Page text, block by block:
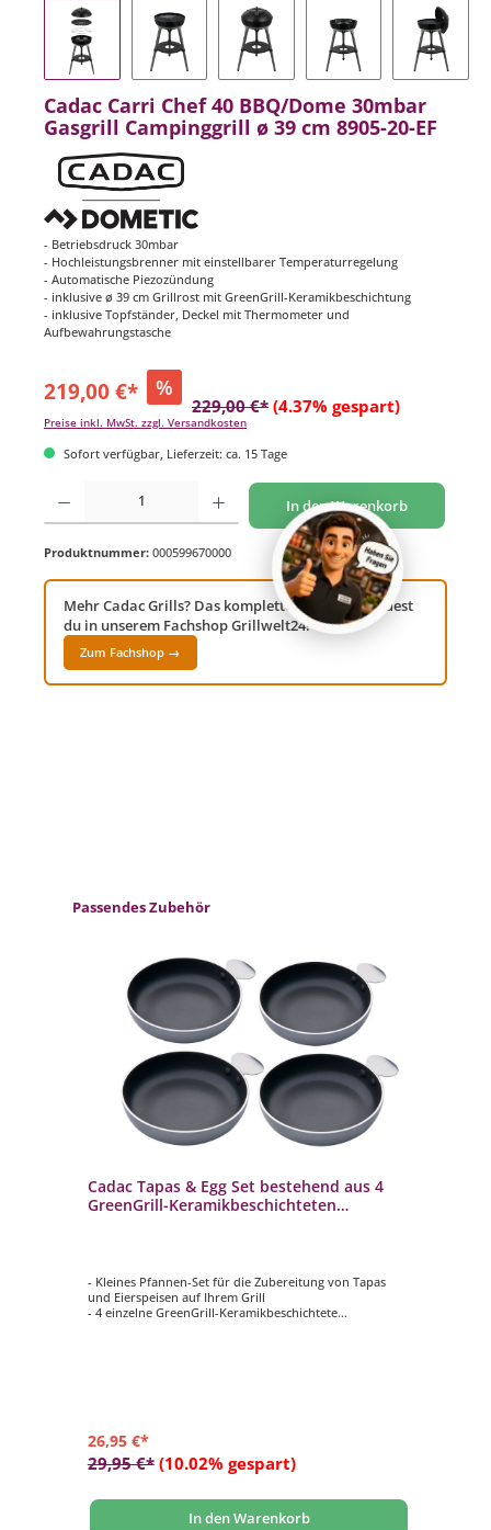
Cadac Carri Chef 40 BBQ/Dome 30mbar
Gasgrill Campinggrill ø 39 cm 8905-20-EF
- Betriebsdruck 30mbar
- Hochleistungsbrenner mit einstellbarer Temperaturregelung
- Automatische Piezozündung
- inklusive ø 39 cm Grillrost mit GreenGrill-Keramikbeschichtung
- inklusive Topfständer, Deckel mit Thermometer und
Aufbewahrungstasche
219,00 €* %
229,00 €* (4.37% gespart)
Preise inkl. MwSt. zzgl. Versandkosten
Sofort verfügbar, Lieferzeit: ca. 15 Tage
Produkt Anzahl: Gib den gewünschten Wert ein oder benutze die Schaltflächen um
In den Warenkorb
Produktnummer: 000599670000
Mehr Cadac Grills? Das komplette Sortiment findest
du in unserem Fachshop Grillwelt24!
Zum Fachshop →
Produktgalerie überspringen
Passendes Zubehör
Cadac Tapas & Egg Set bestehend aus 4
GreenGrill-Keramikbeschichteten
- Kleines Pfannen-Set für die Zubereitung von Tapas
und Eierspeisen auf Ihrem Grill
- 4 einzelne GreenGrill-Keramikbeschichtete
26,95 €*
29,95 €* (10.02% gespart)
In den Warenkorb